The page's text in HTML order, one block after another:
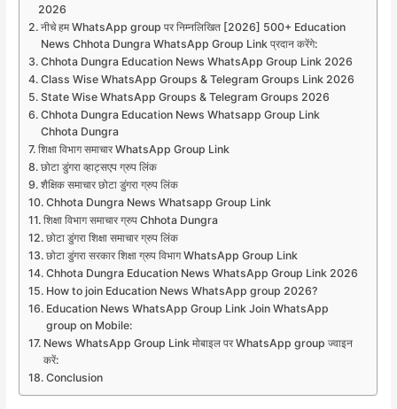
2026
नीचे हम WhatsApp group पर निम्नलिखित [2026] 500+ Education
News Chhota Dungra WhatsApp Group Link प्रदान करेंगे:
Chhota Dungra Education News WhatsApp Group Link 2026
Class Wise WhatsApp Groups & Telegram Groups Link 2026
State Wise WhatsApp Groups & Telegram Groups 2026
Chhota Dungra Education News Whatsapp Group Link
Chhota Dungra
शिक्षा विभाग समाचार WhatsApp Group Link
छोटा डुंगरा व्हाट्सएप ग्रुप लिंक
शैक्षिक समाचार छोटा डुंगरा ग्रुप लिंक
Chhota Dungra News Whatsapp Group Link
शिक्षा विभाग समाचार ग्रुप Chhota Dungra
छोटा डुंगरा शिक्षा समाचार ग्रुप लिंक
छोटा डुंगरा सरकार शिक्षा ग्रुप विभाग WhatsApp Group Link
Chhota Dungra Education News WhatsApp Group Link 2026
How to join Education News WhatsApp group 2026?
Education News WhatsApp Group Link Join WhatsApp
group on Mobile:
News WhatsApp Group Link मोबाइल पर WhatsApp group ज्वाइन
करें:
Conclusion